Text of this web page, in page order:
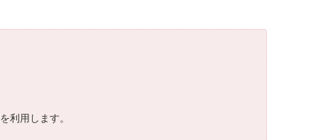
利用します。